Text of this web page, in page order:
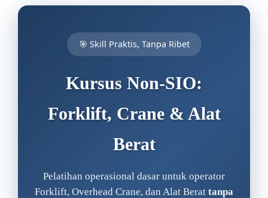
🎯 Skill Praktis, Tanpa Ribet
Kursus Non-SIO:
Forklift, Crane & Alat
Berat
Pelatihan operasional dasar untuk operator
Forklift, Overhead Crane, dan Alat Berat tanpa